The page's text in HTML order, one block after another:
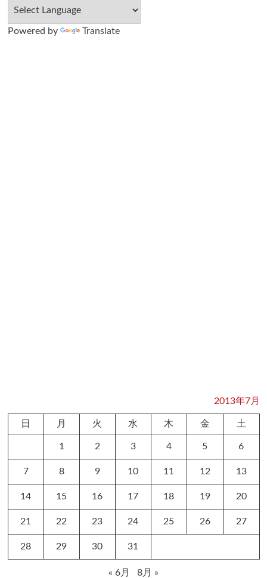
Powered by Translate
2013年7月
日 月 火 水 木 金 土
1 2 3 4 5 6
7 8 9 10 11 12 13
14 15 16 17 18 19 20
21 22 23 24 25 26 27
28 29 30 31
« 6月 8月 »